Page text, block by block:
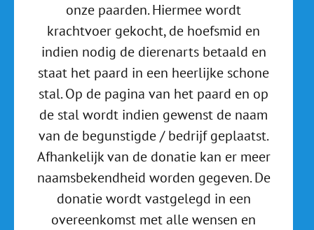
onze paarden. Hiermee wordt
krachtvoer gekocht, de hoefsmid en
indien nodig de dierenarts betaald en
staat het paard in een heerlijke schone
stal. Op de pagina van het paard en op
de stal wordt indien gewenst de naam
van de begunstigde / bedrijf geplaatst.
Afhankelijk van de donatie kan er meer
naamsbekendheid worden gegeven. De
donatie wordt vastgelegd in een
overeenkomst met alle wensen en